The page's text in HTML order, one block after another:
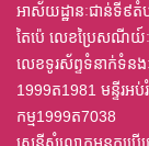
អាស័យដ្ឋានៈជាន់ទី៩
តៃប៉េ លេខប្រៃសណីយ៍
លេខទូរស័ព្ទទំនាក់ទំនងៈ
1999ត1981 មន្ទីរអ
កម្ម1999ត7038
សេនីសុំលោកអនកប្រើ